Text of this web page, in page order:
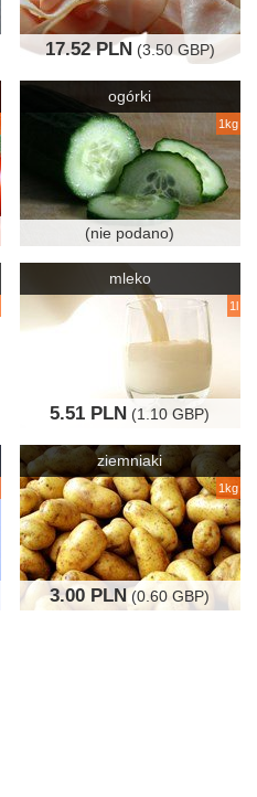
17.52 PLN (3.50 GBP)
ogórki
1kg
(nie podano)
mleko
1l
5.51 PLN (1.10 GBP)
ziemniaki
1kg
3.00 PLN (0.60 GBP)